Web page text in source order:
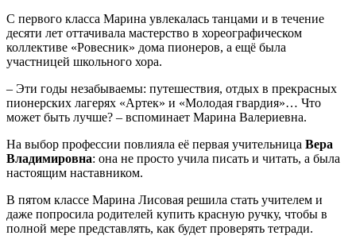
С первого класса Марина увлекалась танцами и в течение
десяти лет оттачивала мастерство в хореографическом
коллективе «Ровесник» дома пионеров, а ещё была
участницей школьного хора.
– Эти годы незабываемы: путешествия, отдых в прекрасных
пионерских лагерях «Артек» и «Молодая гвардия»… Что
может быть лучше? – вспоминает Марина Валериевна.
На выбор профессии повлияла её первая учительница Вера
Владимировна: она не просто учила писать и читать, а была
настоящим наставником.
В пятом классе Марина Лисовая решила стать учителем и
даже попросила родителей купить красную ручку, чтобы в
полной мере представлять, как будет проверять тетради.